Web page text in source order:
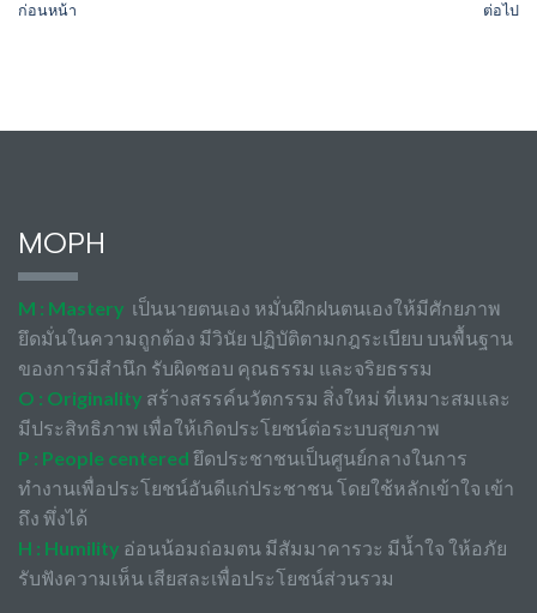
ก่อนหน้า ต่อไป
MOPH
M : Mastery เป็นนายตนเอง หมั่นฝึกฝนตนเองให้มีศักยภาพ
ยึดมั่นในความถูกต้อง มีวินัย ปฏิบัติตามกฎระเบียบ บนพื้นฐาน
ของการมีสำนึก รับผิดชอบ คุณธรรม และจริยธรรม
O : Originality สร้างสรรค์นวัตกรรม สิ่งใหม่ ที่เหมาะสมและ
มีประสิทธิภาพ เพื่อให้เกิดประโยชน์ต่อระบบสุขภาพ
P : People centered ยึดประชาชนเป็นศูนย์กลางในการ
ทำงานเพื่อประโยชน์อันดีแก่ประชาชน โดยใช้หลักเข้าใจ เข้า
ถึง พึ่งได้
H : Humility อ่อนน้อมถ่อมตน มีสัมมาคารวะ มีน้ำใจ ให้อภัย
รับฟังความเห็น เสียสละเพื่อประโยชน์ส่วนรวม